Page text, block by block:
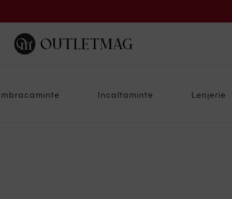
Incaltaminte Lenjerie